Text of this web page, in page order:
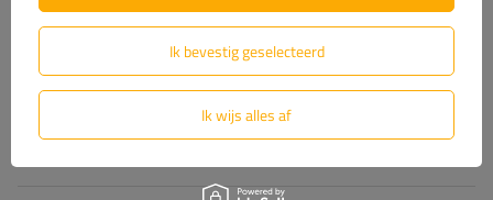
Ik bevestig geselecteerd
Ik wijs alles af